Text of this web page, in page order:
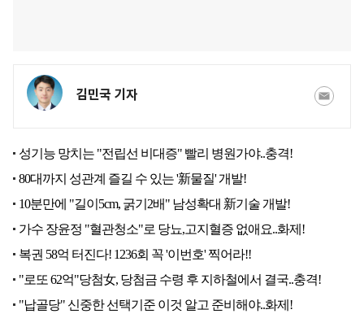
김민국 기자